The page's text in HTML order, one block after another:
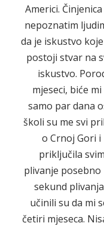
Americi.
nepoznatim
da je iskustvo
postoji stvar na
iskustvo.
mjeseci, biće
samo par dana
školi su me svi
o Crnoj Gori
priključila
plivanje posebno
sekund
učinili su da mi
četiri mjeseca.